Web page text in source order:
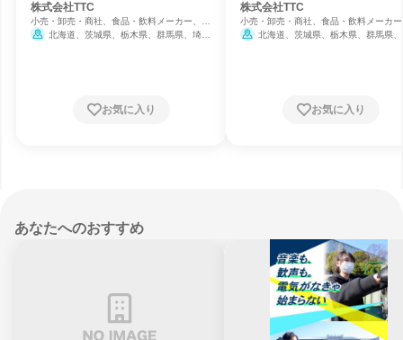
株式会社TTC
小売・卸売・商社、食品・飲料メーカー、観
光・旅行・宿泊
北海道、茨城県、栃木県、群馬県、埼玉
お気に入り
メント)
株式会社TTC
小売・卸売・商社、食品・飲料メーカ
光・旅行・宿泊
北海道、茨城県、栃木県、群馬県
お気に入り
あなたへのおすすめ